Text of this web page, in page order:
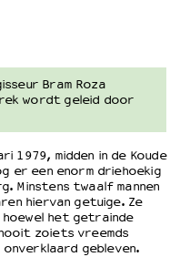
Bram Roza
wordt geleid door
1979, midden in de Koude
er een enorm driehoekig
Minstens twaalf mannen
hiervan getuige. Ze
hoewel het getrainde
zoiets vreemds
gebleven.